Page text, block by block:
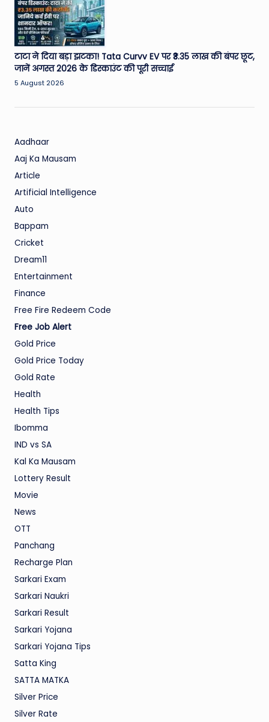
टाटा ने दिया बड़ा झटका! Tata Curvv EV पर ₹3.35 लाख की बंपर छूट,
जानें अगस्त 2026 के डिस्काउंट की पूरी सच्चाई
5 August 2026
Aadhaar
Aaj Ka Mausam
Article
Artificial Intelligence
Auto
Bappam
Cricket
Dream11
Entertainment
Finance
Free Fire Redeem Code
Free Job Alert
Gold Price
Gold Price Today
Gold Rate
Health
Health Tips
Ibomma
IND vs SA
Kal Ka Mausam
Lottery Result
Movie
News
OTT
Panchang
Recharge Plan
Sarkari Exam
Sarkari Naukri
Sarkari Result
Sarkari Yojana
Sarkari Yojana Tips
Satta King
SATTA MATKA
Silver Price
Silver Rate